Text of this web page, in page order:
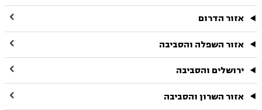
אזור הדרום 
אזור השפלה והסביבה 
ירושלים והסביבה 
אזור השרון והסביבה 